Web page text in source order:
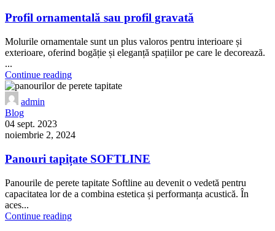
Profil ornamentală sau profil gravată
Molurile ornamentale sunt un plus valoros pentru interioare și
exterioare, oferind bogăție și eleganță spațiilor pe care le decorează.
...
Continue reading
admin
Blog
04 sept. 2023
noiembrie 2, 2024
Panouri tapițate SOFTLINE
Panourile de perete tapitate Softline au devenit o vedetă pentru
capacitatea lor de a combina estetica și performanța acustică. În
aces...
Continue reading